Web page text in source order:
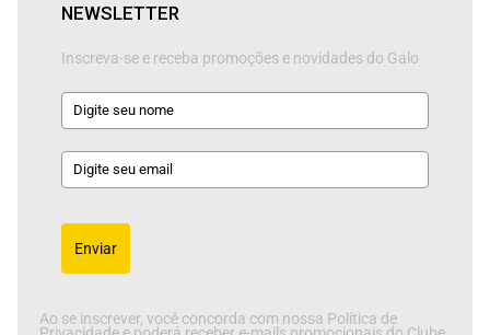
NEWSLETTER
Inscreva-se e receba promoções e novidades do Galo
Enviar
Ao se inscrever, você concorda com nossa Política de